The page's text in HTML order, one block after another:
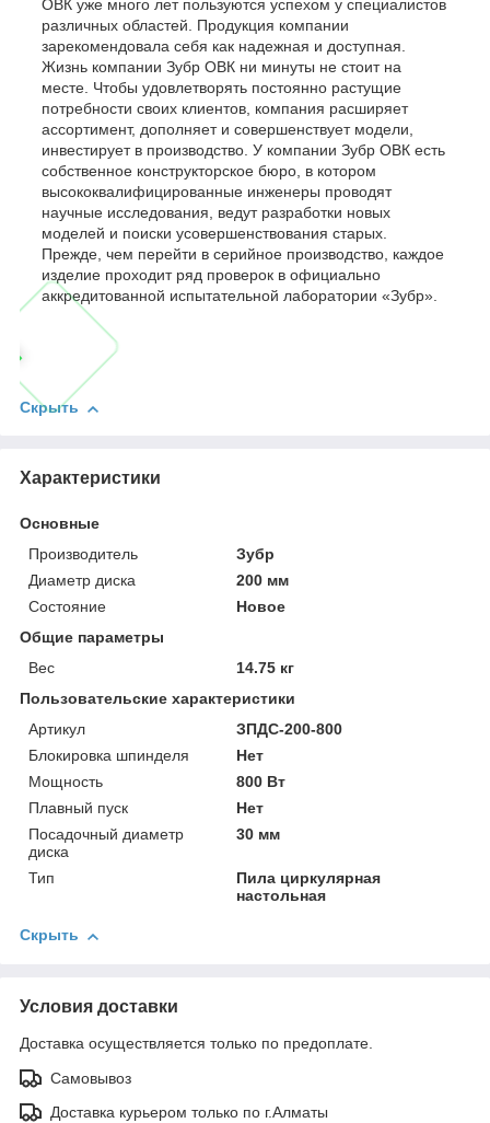
ОВК уже много лет пользуются успехом у специалистов
различных областей. Продукция компании
зарекомендовала себя как надежная и доступная.
Жизнь компании Зубр ОВК ни минуты не стоит на
месте. Чтобы удовлетворять постоянно растущие
потребности своих клиентов, компания расширяет
ассортимент, дополняет и совершенствует модели,
инвестирует в производство. У компании Зубр ОВК есть
собственное конструкторское бюро, в котором
высококвалифицированные инженеры проводят
научные исследования, ведут разработки новых
моделей и поиски усовершенствования старых.
Прежде, чем перейти в серийное производство, каждое
изделие проходит ряд проверок в официально
аккредитованной испытательной лаборатории «Зубр».
Скрыть
Характеристики
Основные
Производитель
Зубр
Диаметр диска
200 мм
Состояние
Новое
Общие параметры
Вес
14.75 кг
Пользовательские характеристики
Артикул
ЗПДС-200-800
Блокировка шпинделя
Нет
Мощность
800 Вт
Плавный пуск
Нет
Посадочный диаметр
диска
30 мм
Тип
Пила циркулярная
настольная
Скрыть
Условия доставки
Доставка осуществляется только по предоплате.
Самовывоз
Доставка курьером только по г.Алматы